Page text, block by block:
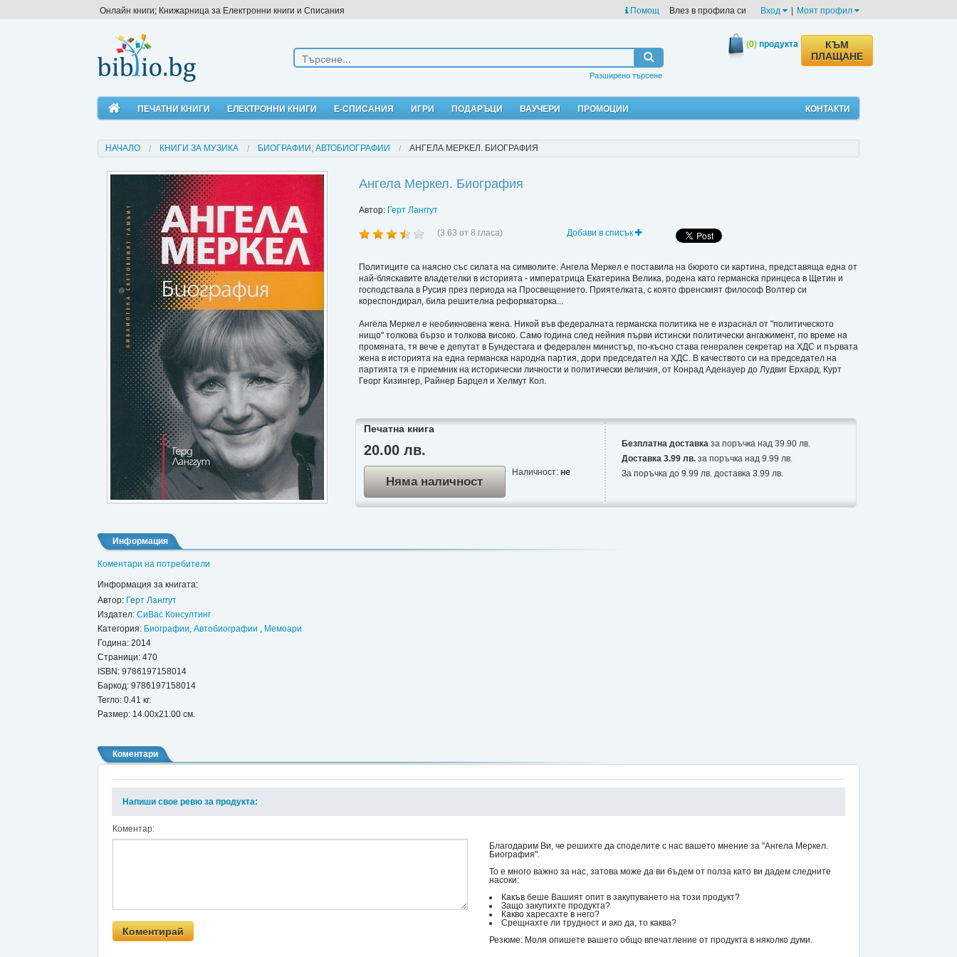
Онлайн книги; Книжарница за Електронни книги и Списания Помощ Влез в профила си Вход | Моят профил
Разширено търсене
(0)продукта
КЪМ
ПЛАЩАНЕ
ПЕЧАТНИ КНИГИ ЕЛЕКТРОННИ КНИГИ Е-СПИСАНИЯ ИГРИ ПОДАРЪЦИ ВАУЧЕРИ ПРОМОЦИИ КОНТАКТИ
НАЧАЛО КНИГИ ЗА МУЗИКА БИОГРАФИИ, АВТОБИОГРАФИИ АНГЕЛА МЕРКЕЛ. БИОГРАФИЯ
Ангела Меркел. Биография
Автор: Герт Ланггут
(3.63 от 8 гласа) Добави в списък
Политиците са наясно със силата на символите: Ангела Меркел е поставила на бюрото си картина, представяща една от
най-бляскавите владетелки в историята - императрица Екатерина Велика, родена като германска принцеса в Щетин и
господствала в Русия през периода на Просвещението. Приятелката, с която френският философ Волтер си
кореспондирал, била решителна реформаторка...
Ангела Меркел е необикновена жена. Никой във федералната германска политика не е израснал от "политическото
нищо" толкова бързо и толкова високо. Само година след нейния първи истински политически ангажимент, по време на
промяната, тя вече е депутат в Бундестага и федерален министър, по-късно става генерален секретар на ХДС и първата
жена в историята на една германска народна партия, дори председател на ХДС. В качеството си на председател на
партията тя е приемник на исторически личности и политически величия, от Конрад Аденауер до Лудвиг Ерхард, Курт
Георг Кизингер, Райнер Барцел и Хелмут Кол.
Печатна книга
20.00 лв.
Няма наличност
Наличност: не
Безплатна доставка за поръчка над 39.90 лв.
Доставка 3.99 лв. за поръчка над 9.99 лв.
За поръчка до 9.99 лв. доставка 3.99 лв.
Информация
Коментари на потребители
Информация за книгата:
Автор: Герт Ланггут
Издател: СиВас Консултинг
Категория: Биографии, Автобиографии , Мемоари
Година: 2014
Страници: 470
ISBN: 9786197158014
Баркод: 9786197158014
Тегло: 0.41 кг.
Размер: 14.00x21.00 см.
Коментари
Напиши свое ревю за продукта:
Коментар:
Благодарим Ви, че решихте да споделите с нас вашето мнение за "Ангела Меркел.
Биография".
То е много важно за нас, затова може да ви бъдем от полза като ви дадем следните
насоки:
Какъв беше Вашият опит в закупуването на този продукт?
Защо закупихте продукта?
Какво харесахте в него?
Срещнахте ли трудност и ако да, то каква?
Резюме: Моля опишете вашето общо впечатление от продукта в няколко думи.